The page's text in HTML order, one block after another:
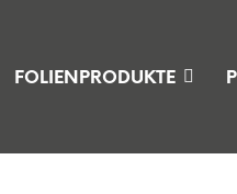
FOLIENPRODUKTE